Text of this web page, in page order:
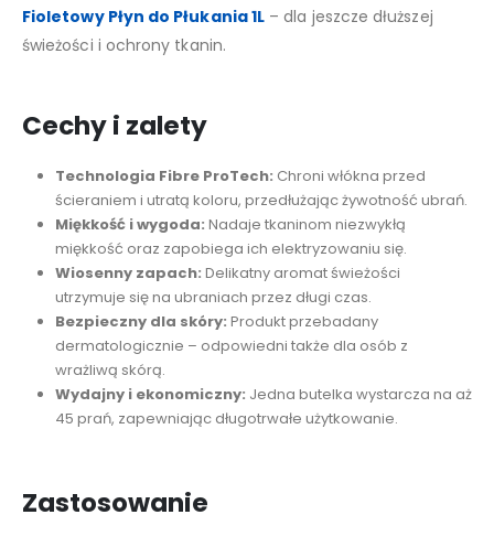
Fioletowy Płyn do Płukania 1L – dla jeszcze dłuższej
świeżości i ochrony tkanin.
Cechy i zalety
Technologia Fibre ProTech: Chroni włókna przed
ścieraniem i utratą koloru, przedłużając żywotność ubrań.
Miękkość i wygoda: Nadaje tkaninom niezwykłą
miękkość oraz zapobiega ich elektryzowaniu się.
Wiosenny zapach: Delikatny aromat świeżości
utrzymuje się na ubraniach przez długi czas.
Bezpieczny dla skóry: Produkt przebadany
dermatologicznie – odpowiedni także dla osób z
wrażliwą skórą.
Wydajny i ekonomiczny: Jedna butelka wystarcza na aż
45 prań, zapewniając długotrwałe użytkowanie.
Zastosowanie